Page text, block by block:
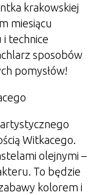
krakowskiej
miesiącu
i technice
sposobów
pomysłów!
Witkacego.
olejnymi –
To będzie
kolorem i